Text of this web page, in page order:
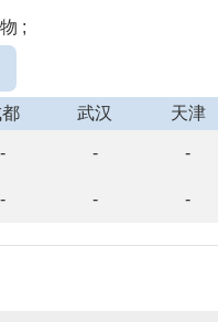
;
武汉 天津
- - -
- - -